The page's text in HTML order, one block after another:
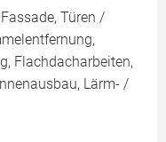
Türen /
Flachdacharbeiten,
Lärm- /